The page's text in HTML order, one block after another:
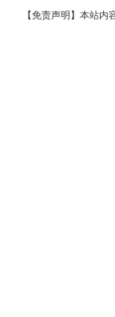
【免责声明】本站